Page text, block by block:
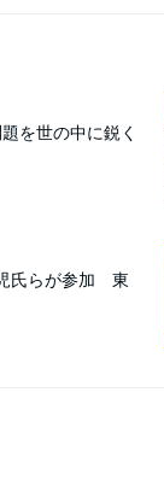
を世の中に鋭く
氏らが参加 東